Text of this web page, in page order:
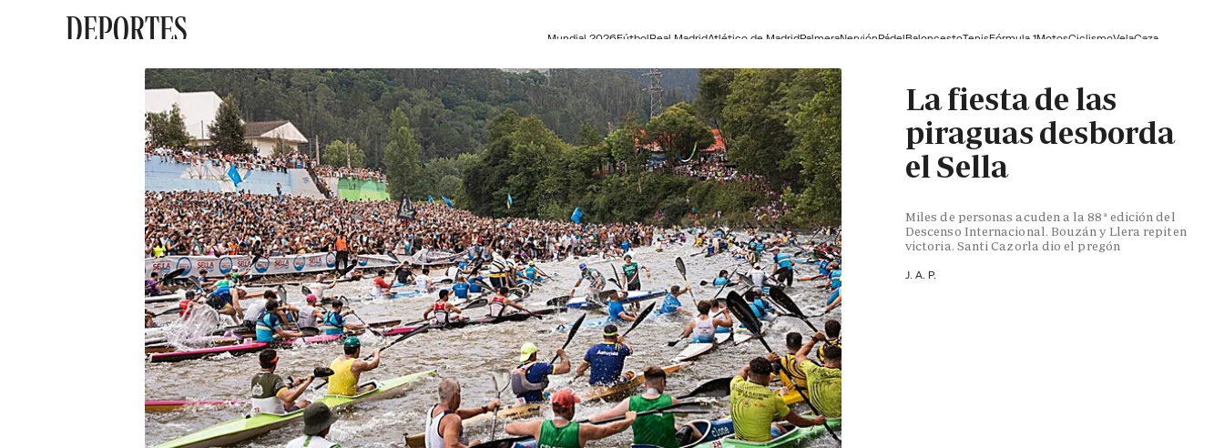
DEPORTES Mundial 2026FútbolReal MadridAtlético de MadridPalmeraNerviónPádelBaloncestoTenisFórmula 1MotosCiclismoVelaCaza
La fiesta de las
piraguas desborda
el Sella
Miles de personas acuden a la 88ª edición del
Descenso Internacional. Bouzán y Llera repiten
victoria. Santi Cazorla dio el pregón
J. A. P.